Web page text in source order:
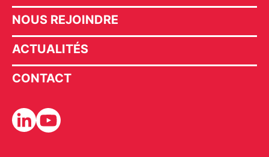
NOUS REJOINDRE
ACTUALITÉS
CONTACT